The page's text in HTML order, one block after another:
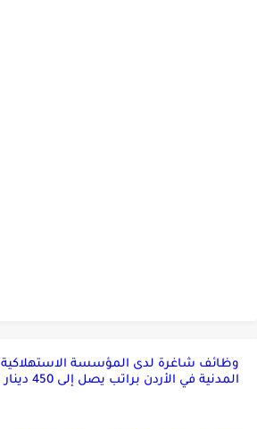
وظائف شاغرة لدى المؤسسة الاستهلاكية
المدنية في الأردن براتب يصل إلى 450 دينار